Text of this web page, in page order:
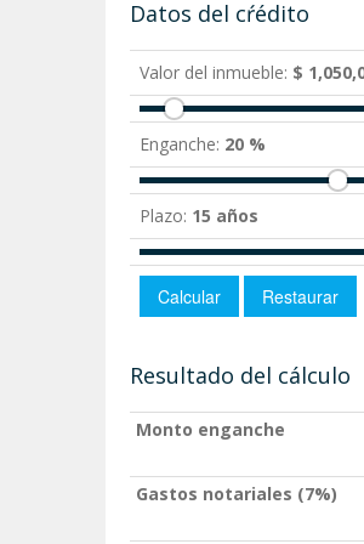
Datos del cŕédito
Valor del inmueble: $
Enganche: 20 %
Plazo: 15 años
Resultado del cálculo
Monto enganche
Gastos notariales (7%)